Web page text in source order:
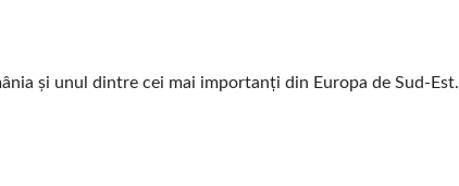
și unul dintre cei mai importanți din Europa de Sud-Est.